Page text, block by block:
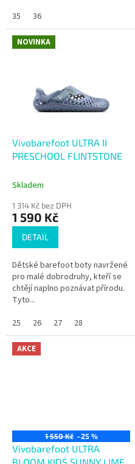
35
36
NOVINKA
Vivobarefoot ULTRA II
PRESCHOOL FLINTSTONE
Skladem
1 314 Kč bez DPH
1 590 Kč
DETAIL
Dětské barefoot boty navržené
pro malé dobrodruhy, kteří se
chtějí naplno poznávat přírodu.
Tyto...
25
26 27 28
AKCE
1 550 Kč –25 %
Vivobarefoot ULTRA